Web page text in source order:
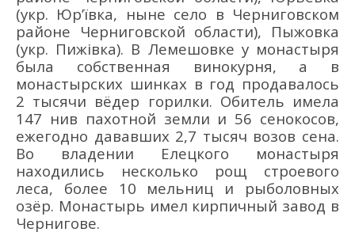
(укр. Юр’ївка, ныне село в Черниговском
районе Черниговской области), Пыжовка
(укр. Пижівка). В Лемешовке у монастыря
была собственная винокурня, а в
монастырских шинках в год продавалось
2 тысячи вёдер горилки. Обитель имела
147 нив пахотной земли и 56 сенокосов,
ежегодно дававших 2,7 тысяч возов сена.
Во владении Елецкого монастыря
находились несколько рощ строевого
леса, более 10 мельниц и рыболовных
озёр. Монастырь имел кирпичный завод в
Чернигове.